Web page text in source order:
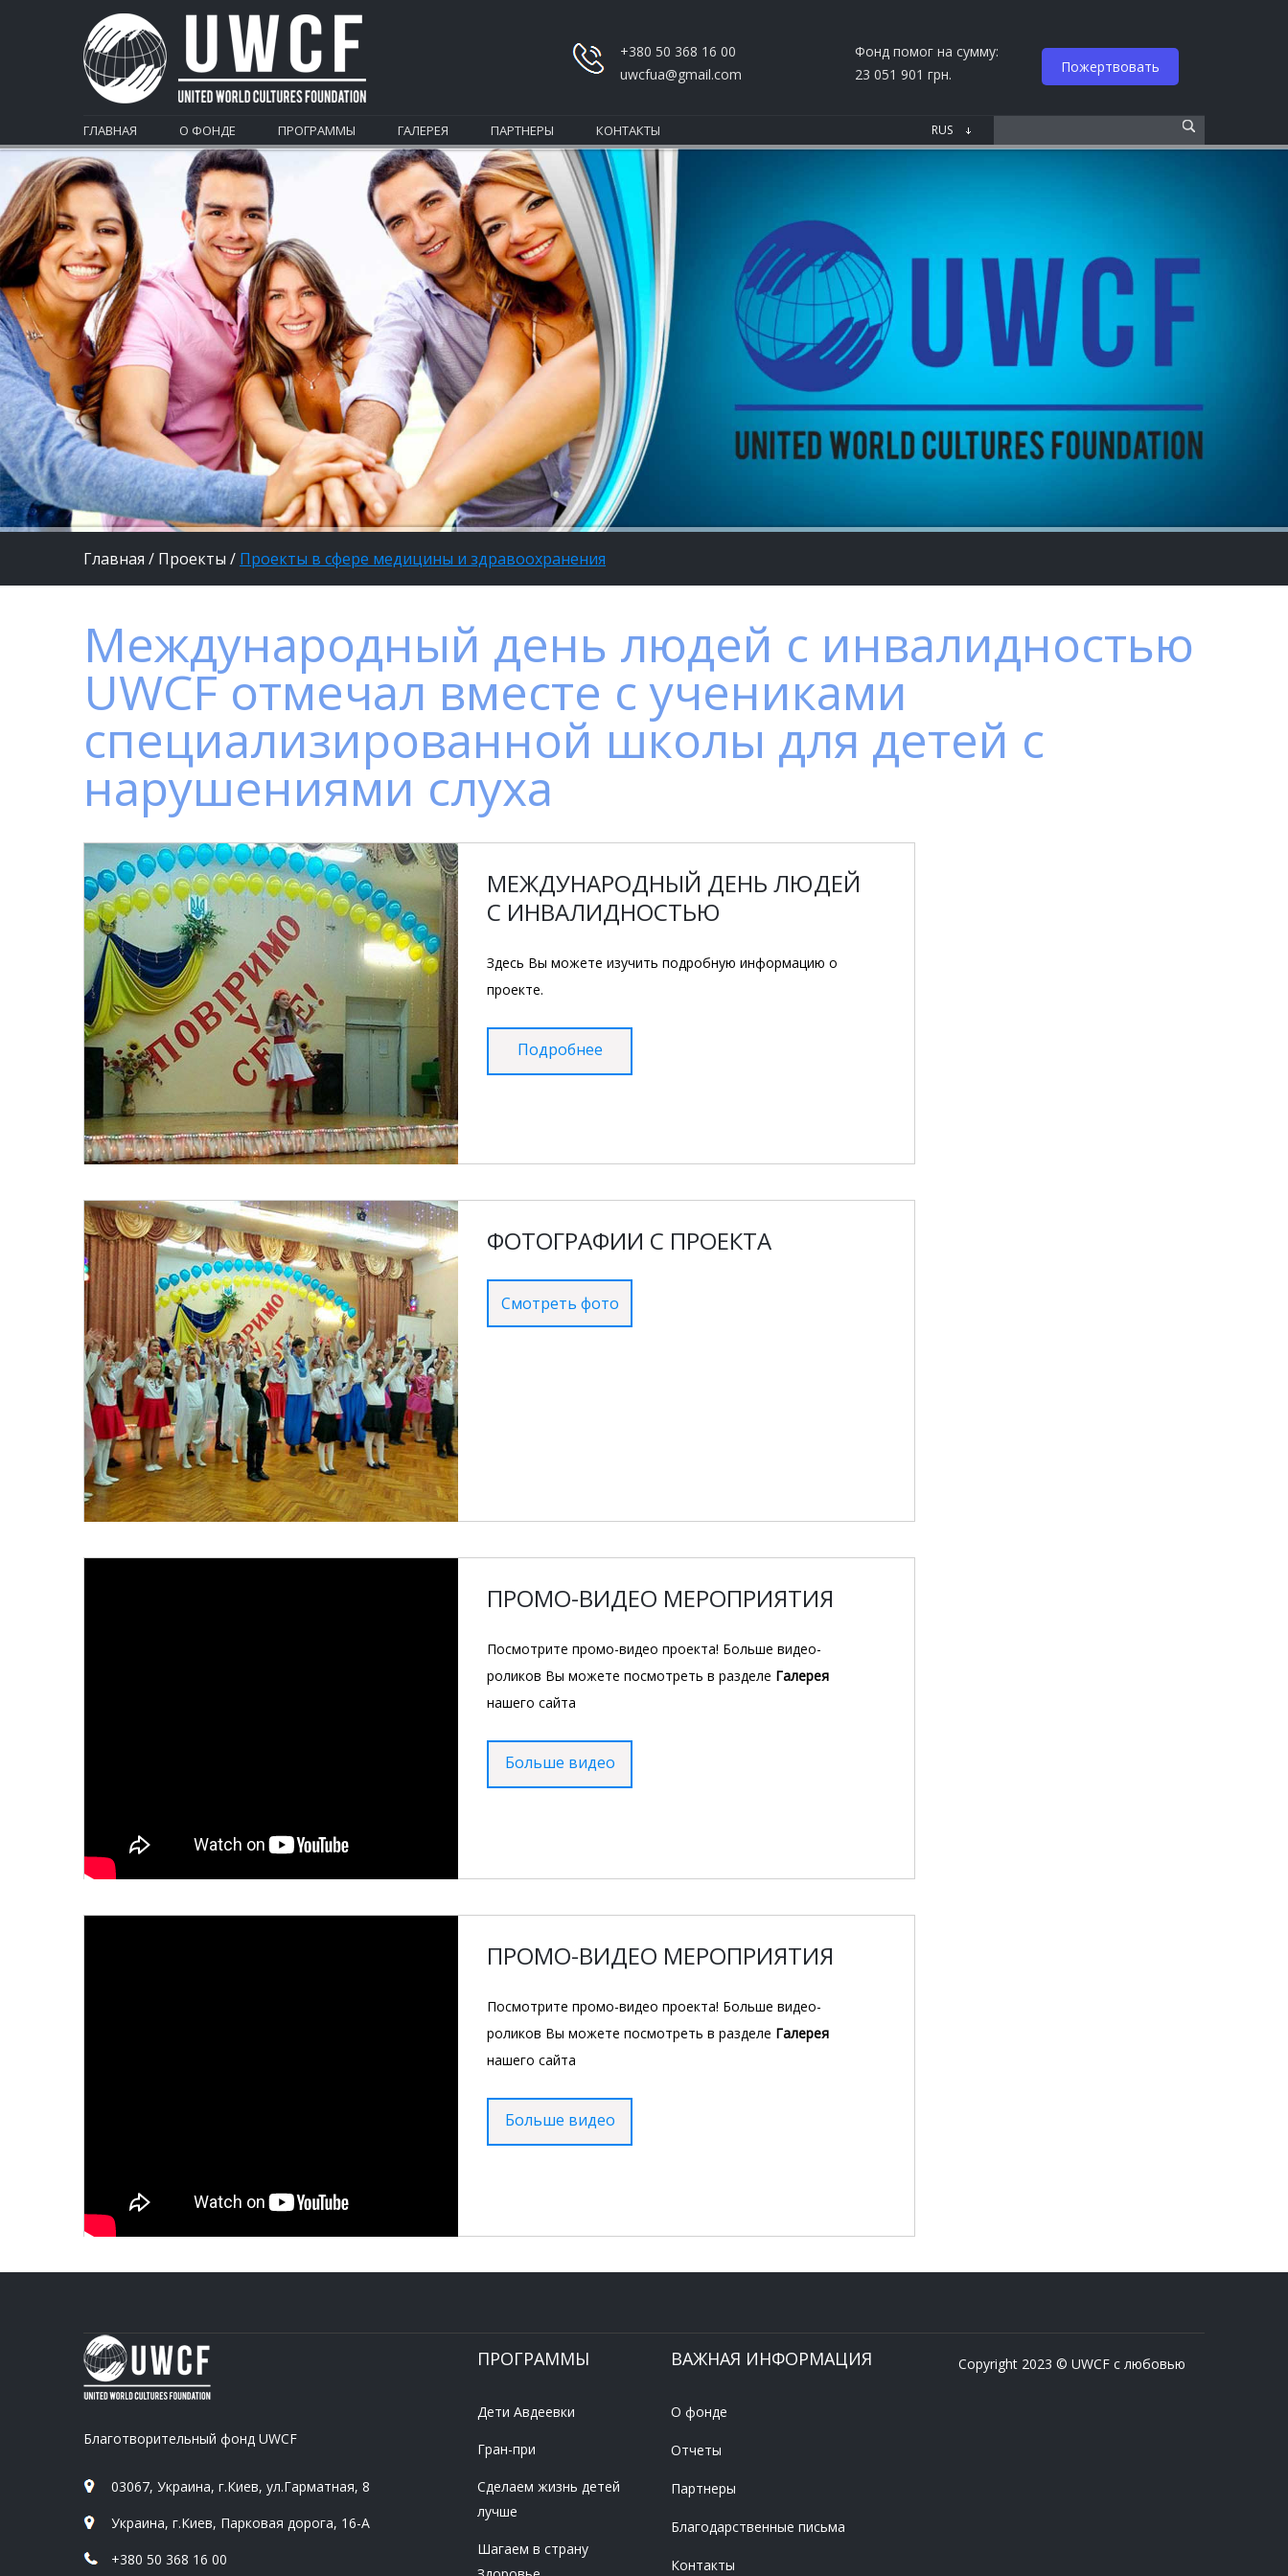
+380 50 368 16 00
uwcfua@gmail.com
Фонд помог на сумму:
23 051 901 грн.
Пожертвовать
ГЛАВНАЯ О ФОНДЕ ПРОГРАММЫ ГАЛЕРЕЯ ПАРТНЕРЫ КОНТАКТЫ
Главная / Проекты / Проекты в сфере медицины и здравоохранения
Международный день людей с инвалидностью
UWCF отмечал вместе с учениками
специализированной школы для детей с
нарушениями слуха
МЕЖДУНАРОДНЫЙ ДЕНЬ ЛЮДЕЙ
С ИНВАЛИДНОСТЬЮ
Здесь Вы можете изучить подробную информацию о
проекте.
Подробнее
ФОТОГРАФИИ С ПРОЕКТА
Смотреть фото
ПРОМО-ВИДЕО МЕРОПРИЯТИЯ
Посмотрите промо-видео проекта! Больше видео-
роликов Вы можете посмотреть в разделе Галерея
нашего сайта
Больше видео
ПРОМО-ВИДЕО МЕРОПРИЯТИЯ
Посмотрите промо-видео проекта! Больше видео-
роликов Вы можете посмотреть в разделе Галерея
нашего сайта
Больше видео
Благотворительный фонд UWCF
03067, Украина, г.Киев, ул.Гарматная, 8
Украина, г.Киев, Парковая дорога, 16-А
+380 50 368 16 00
ПРОГРАММЫ
Дети Авдеевки
Гран-при
Сделаем жизнь детей
лучше
Шагаем в страну
ВАЖНАЯ ИНФОРМАЦИЯ
О фонде
Отчеты
Партнеры
Благодарственные письма
Контакты
Copyright 2023 © UWCF с любовью